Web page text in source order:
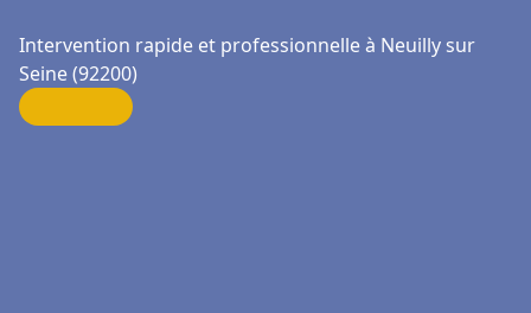
Intervention rapide et professionnelle à Neuilly sur
Seine (92200)